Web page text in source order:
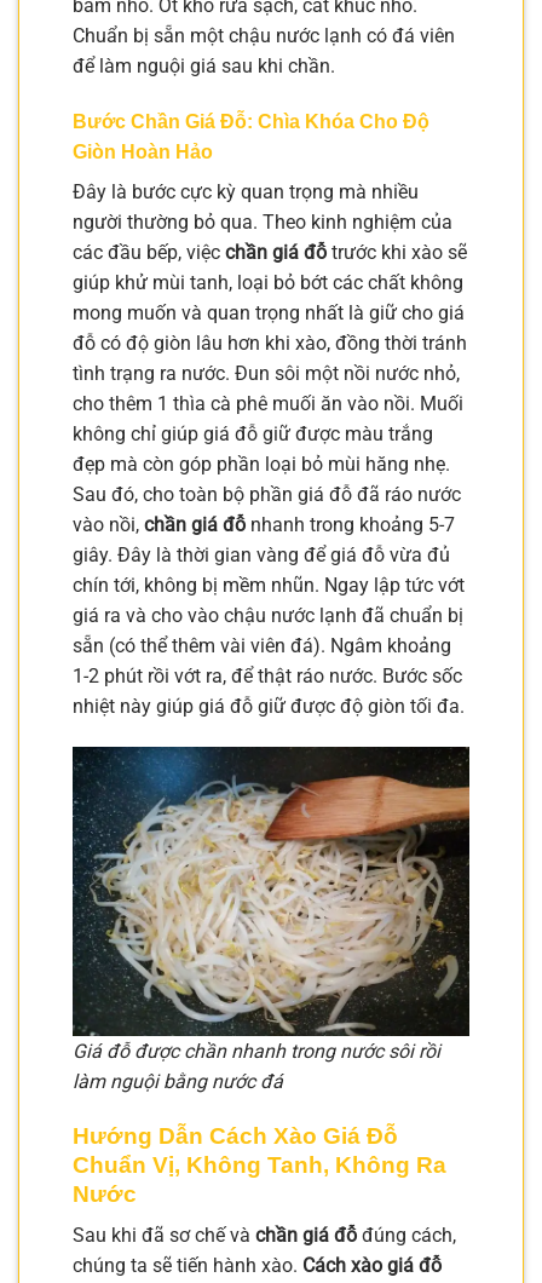
băm nhỏ. Ớt khô rửa sạch, cắt khúc nhỏ.
Chuẩn bị sẵn một chậu nước lạnh có đá viên
để làm nguội giá sau khi chần.
Bước Chần Giá Đỗ: Chìa Khóa Cho Độ
Giòn Hoàn Hảo
Đây là bước cực kỳ quan trọng mà nhiều
người thường bỏ qua. Theo kinh nghiệm của
các đầu bếp, việc chần giá đỗ trước khi xào sẽ
giúp khử mùi tanh, loại bỏ bớt các chất không
mong muốn và quan trọng nhất là giữ cho giá
đỗ có độ giòn lâu hơn khi xào, đồng thời tránh
tình trạng ra nước. Đun sôi một nồi nước nhỏ,
cho thêm 1 thìa cà phê muối ăn vào nồi. Muối
không chỉ giúp giá đỗ giữ được màu trắng
đẹp mà còn góp phần loại bỏ mùi hăng nhẹ.
Sau đó, cho toàn bộ phần giá đỗ đã ráo nước
vào nồi, chần giá đỗ nhanh trong khoảng 5-7
giây. Đây là thời gian vàng để giá đỗ vừa đủ
chín tới, không bị mềm nhũn. Ngay lập tức vớt
giá ra và cho vào chậu nước lạnh đã chuẩn bị
sẵn (có thể thêm vài viên đá). Ngâm khoảng
1-2 phút rồi vớt ra, để thật ráo nước. Bước sốc
nhiệt này giúp giá đỗ giữ được độ giòn tối đa.
Giá đỗ được chần nhanh trong nước sôi rồi
làm nguội bằng nước đá
Hướng Dẫn Cách Xào Giá Đỗ
Chuẩn Vị, Không Tanh, Không Ra
Nước
Sau khi đã sơ chế và chần giá đỗ đúng cách,
chúng ta sẽ tiến hành xào. Cách xào giá đỗ